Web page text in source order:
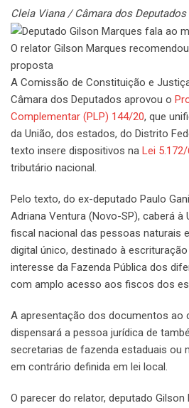
Cleia Viana / Câmara dos Deputados
O relator Gilson Marques
proposta
A Comissão de Constituição e
Câmara dos Deputados aprovou o
Complementar (PLP) 144/20, que
da União, dos estados, do Distrito
texto insere dispositivos na Lei
tributário nacional.
Pelo texto, do ex-deputado Paulo
Adriana Ventura (Novo-SP), caberá à
fiscal nacional das pessoas naturais
digital único, destinado à
interesse da Fazenda Pública dos
com amplo acesso aos fiscos dos
A apresentação dos documentos ao
dispensará a pessoa jurídica de
secretarias de fazenda estaduais ou
em contrário definida em lei local.
O parecer do relator, deputado